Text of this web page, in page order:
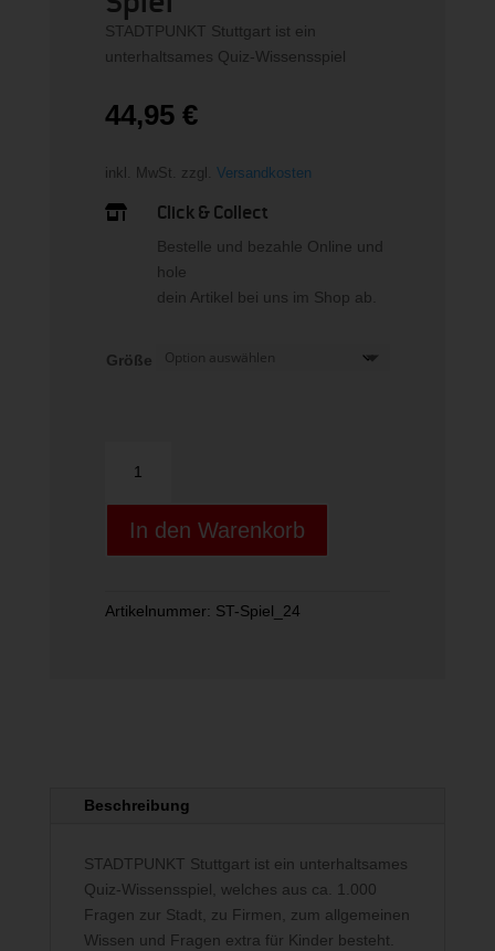
STADTPUNKT Stuttgart ist ein
unterhaltsames Quiz-Wissensspiel
44,95 €
inkl. MwSt. zzgl. Versandkosten
 Click & Collect
Bestelle und bezahle Online und
hole
dein Artikel bei uns im Shop ab.
Größe
Stuttgart
Spiel
MengeIn den Warenkorb
Artikelnummer: ST-Spiel_24
Beschreibung
STADTPUNKT Stuttgart ist ein unterhaltsames
Quiz-Wissensspiel, welches aus ca. 1.000
Fragen zur Stadt, zu Firmen, zum allgemeinen
Wissen und Fragen extra für Kinder besteht.